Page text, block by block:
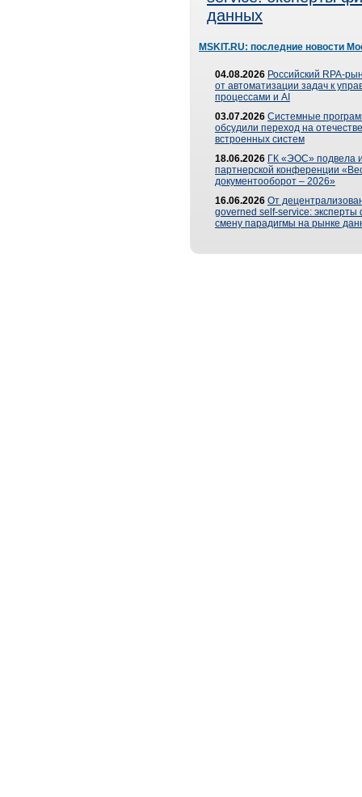
данных
MSKIT.RU: последние новости
04.08.2026 Российский RPA-
от автоматизации задач к
процессами и AI
03.07.2026 Системные
обсудили переход на
встроенных систем
18.06.2026 ГК «ЭОС» подвела
партнерской конференции
документооборот – 2026»
16.06.2026 От
governed self-service: эксперты
смену парадигмы на рынке